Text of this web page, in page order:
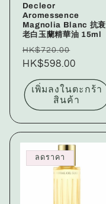
Decleor
Aromessence
Magnolia Blanc 抗衰
老白玉蘭精華油 15ml
ราคา
ปกติ
HK$720.00
HK$598.00
เพิ่มลงในตะกร้า
สินค้า
ลดราคา